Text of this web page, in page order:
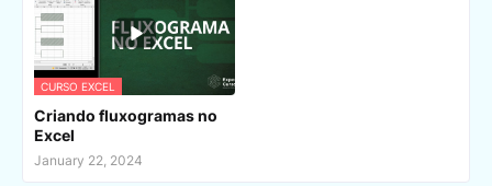
CURSO EXCEL
Criando fluxogramas no
Excel
January 22, 2024